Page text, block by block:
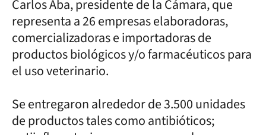
Carlos Aba, presidente de la Cámara, que
representa a 26 empresas elaboradoras,
comercializadoras e importadoras de
productos biológicos y/o farmacéuticos para
el uso veterinario.
Se entregaron alrededor de 3.500 unidades
de productos tales como antibióticos;